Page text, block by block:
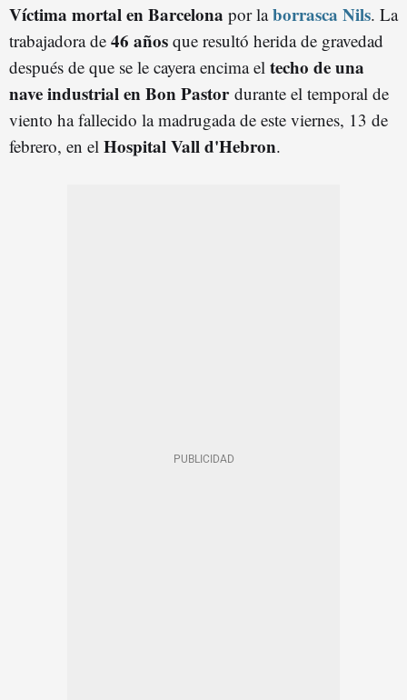
Víctima mortal en Barcelona por laborrasca Nils. La
trabajadora de 46 años que resultó herida de gravedad
después de que se le cayera encima el techo de una
nave industrial en Bon Pastordurante el temporal de
viento ha fallecido la madrugada de este viernes, 13 de
febrero, en el Hospital Vall d'Hebron.